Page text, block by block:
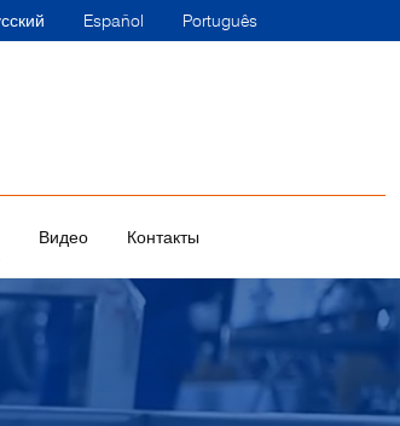
Español Português
Видео Контакты